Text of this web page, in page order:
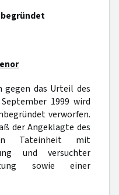
gegen das Urteil des
1999 wird
verworfen.
der Angeklagte des
in Tateinheit mit
und versuchter
sowie einer